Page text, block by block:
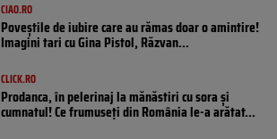
CIAO.RO
Poveştile de iubire care au rămas doar o amintire!
Imagini tari cu Gina Pistol, Răzvan...
CLICK.RO
Prodanca, în pelerinaj la mănăstiri cu sora și
cumnatul! Ce frumuseți din România le-a arătat...